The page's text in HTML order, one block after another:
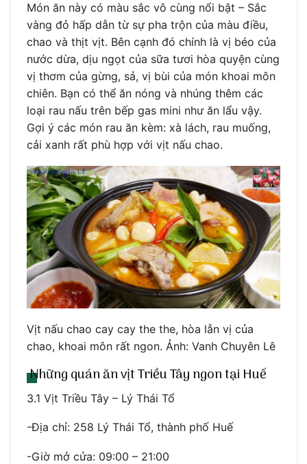
Món ăn này có màu sắc vô cùng nổi bật – Sắc
vàng đỏ hấp dẫn từ sự pha trộn của màu điều,
chao và thịt vịt. Bên cạnh đó chính là vị béo của
nước dừa, dịu ngọt của sữa tươi hòa quyện cùng
vị thơm của gừng, sả, vị bùi của món khoai môn
chiên. Bạn có thể ăn nóng và nhúng thêm các
loại rau nấu trên bếp gas mini như ăn lẩu vậy.
Gợi ý các món rau ăn kèm: xà lách, rau muống,
cải xanh rất phù hợp với vịt nấu chao.
Vịt nấu chao cay cay the the, hòa lẫn vị của
chao, khoai môn rất ngon. Ảnh: Vanh Chuyên Lê
Những quán ăn vịt Triều Tây ngon tại Huế
3.1 Vịt Triều Tây – Lý Thái Tổ
-Địa chỉ: 258 Lý Thái Tổ, thành phố Huế
-Giờ mở cửa: 09:00 – 21:00